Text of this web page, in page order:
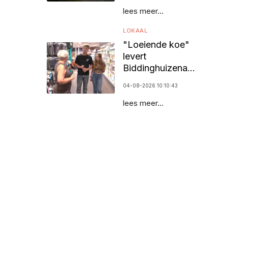
lees meer...
LOKAAL
"Loeiende koe"
levert
Biddinghuizenaar
04-08-2026 10:10:43
lees meer...